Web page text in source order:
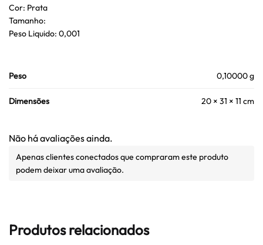
Cor: Prata
Tamanho:
Peso Liquido: 0,001
Peso 0,10000 g
Dimensões 20 × 31 × 11 cm
Não há avaliações ainda.
Apenas clientes conectados que compraram este produto
podem deixar uma avaliação.
Produtos relacionados